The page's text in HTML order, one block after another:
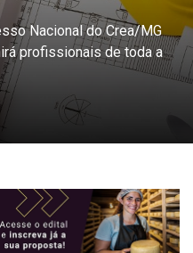
Nacional do Crea/MG
profissionais de toda a